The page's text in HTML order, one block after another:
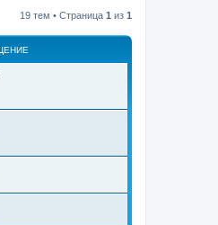
19 тем • Страница 1 из 1